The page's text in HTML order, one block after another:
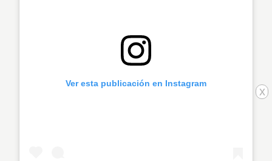
x
Ver esta publicación en Instagram